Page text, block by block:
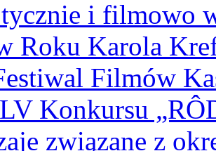
i filmowo
Roku Karola
Filmów
Konkursu
związane z